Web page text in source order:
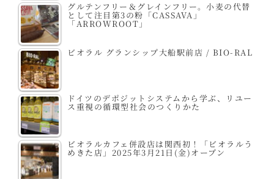
グルテンフリー＆グレインフリー。小麦の代替
として注目第3の粉「CASSAVA」
「ARROWROOT」
ビオラル グランシップ大船駅前店 / BIO-RAL
ドイツのデポジットシステムから学ぶ、リユー
ス重視の循環型社会のつくりかた
ビオラルカフェ併設店は関西初！「ビオラルう
めきた店」2025年3月21日(金)オープン